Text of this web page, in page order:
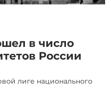
в число
России
лиге национального